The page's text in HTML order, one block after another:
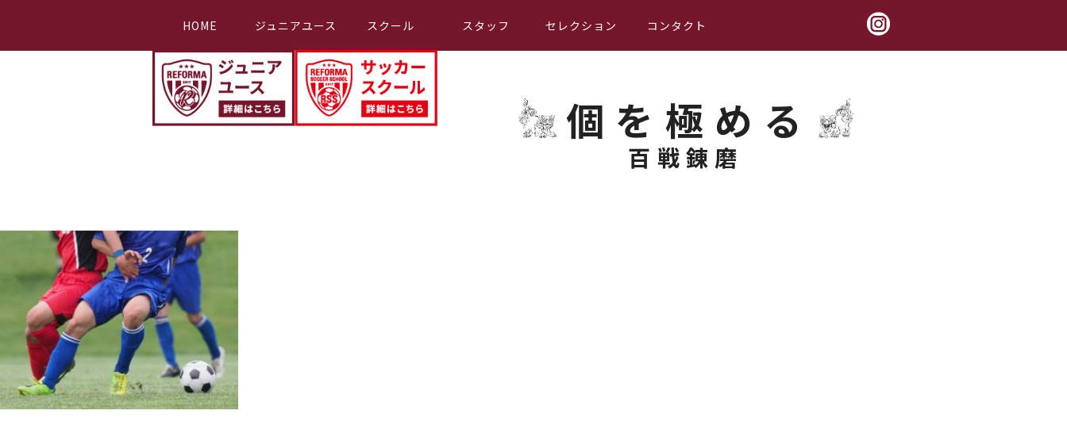
個を極める
百戦錬磨
HOME ジュニアユース スクール スタッフ セレクション コンタクト